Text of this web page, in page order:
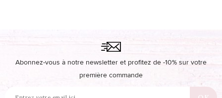
Abonnez-vous à notre newsletter et profitez de -10% sur votre
première commande